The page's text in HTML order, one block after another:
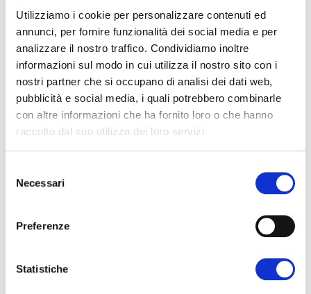
Utilizziamo i cookie per personalizzare contenuti ed
annunci, per fornire funzionalità dei social media e per
analizzare il nostro traffico. Condividiamo inoltre
informazioni sul modo in cui utilizza il nostro sito con i
nostri partner che si occupano di analisi dei dati web,
pubblicità e social media, i quali potrebbero combinarle
con altre informazioni che ha fornito loro o che hanno
raccolto dal suo utilizzo dei loro servizi.
delNecessari
Preferenze
Statistiche
La tua Startup a Hotel
Diventa espositore
Pianifica presenza
Stand e logistica
Promozione
Fatture
Area espositori
Accredito stampa